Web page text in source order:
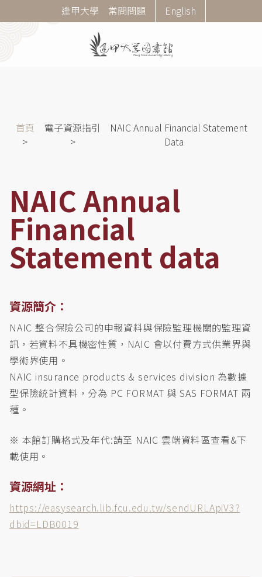
至
Corner
Menu
逢甲大學 常問問題 English
導首頁 電子資源指引
NAIC Annual Financial Statement
Data
NAIC Annual
Financial
Statement data
資源簡介：
NAIC 整合保險公司的申報資料與保險監理機關的監理資
訊，若資料不具機密性質，NAIC 會以付費方式供業界與
學術界使用。
NAIC insurance products & services division 為數據
型保險統計資料，分為 PC FORMAT 與 SAS FORMAT 兩
種。
※ 本館訂購格式及年代:請至 NAIC 雲端資料區查看&下
載使用。
資源網址：
https://easysearch.lib.fcu.edu.tw/sendURLApiV3?
dbid=LDB0019